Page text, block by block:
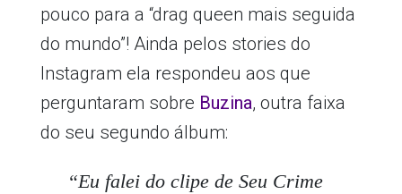
pouco para a “drag queen mais seguida
do mundo”! Ainda pelos stories do
Instagram ela respondeu aos que
perguntaram sobre Buzina, outra faixa
do seu segundo álbum:
“Eu falei do clipe de Seu Crime